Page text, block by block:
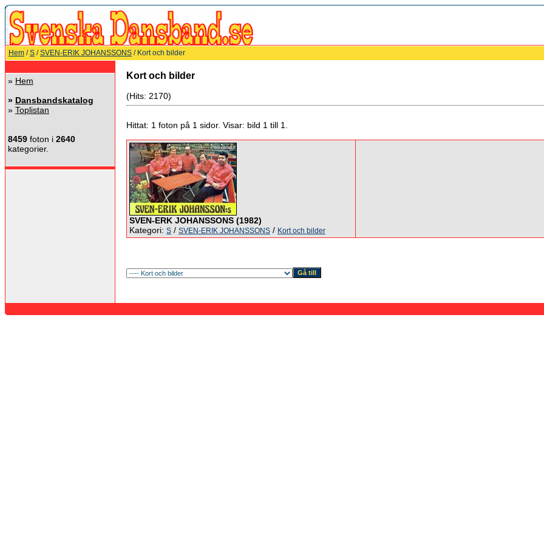
Hem /S /SVEN-ERIK JOHANSSONS / Kort och bilder
» Hem
» Dansbandskatalog
» Toplistan
8459 foton i 2640
kategorier.
Kort och bilder
(Hits: 2170)
Hittat: 1 foton på 1 sidor. Visar: bild 1 till 1.
SVEN-ERK JOHANSSONS (1982)
Kategori: S / SVEN-ERIK JOHANSSONS / Kort och bilder